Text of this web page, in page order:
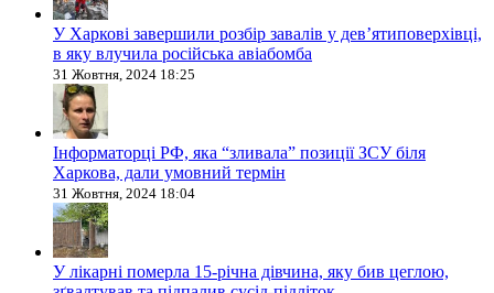
У Харкові завершили розбір завалів у дев’ятиповерхівці,
в яку влучила російська авіабомба
31 Жовтня, 2024 18:25
Інформаторці РФ, яка “зливала” позиції ЗСУ біля
Харкова, дали умовний термін
31 Жовтня, 2024 18:04
У лікарні померла 15-річна дівчина, яку бив цеглою,